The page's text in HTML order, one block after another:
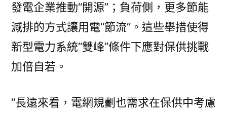
發電企業推動“開源”；負荷側，更多節能
減排的方式讓用電“節流”。這些舉措使得
新型電力系統“雙峰”條件下應對保供挑戰
加倍自若。
“長遠來看，電網規劃也需求在保供中考慮